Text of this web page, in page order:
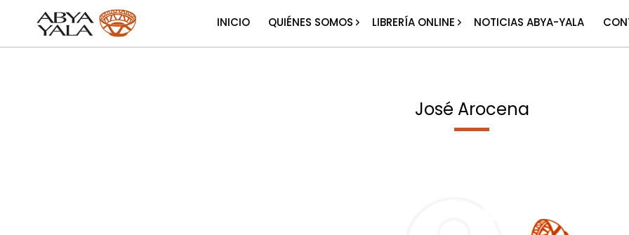
INICIO QUIÉNES SOMOS LIBRERÍA ONLINE NOTICIAS ABYA-YALA
José Arocena